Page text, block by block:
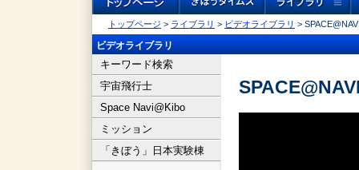
トップページ > ライブラリ > ビデオライブラリ >
ビデオライブラリ
キーワード検索
宇宙飛行士
Space Navi@Kibo
ミッション
「きぼう」日本実験棟